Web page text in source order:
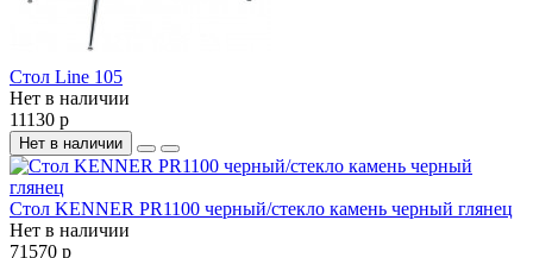
Cтол Line 105
Нет в наличии
11130 р
Нет в наличии
Стол KENNER PR1100 черный/стекло камень черный глянец
Нет в наличии
71570 р